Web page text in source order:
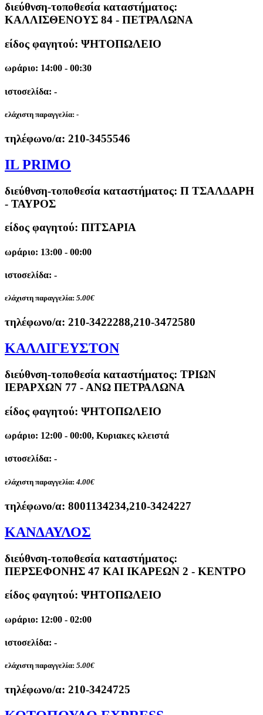
διεύθνση-τοποθεσία καταστήματος:
ΚΑΛΛΙΣΘΕΝΟΥΣ 84 - ΠΕΤΡΑΛΩΝΑ
είδος φαγητού: ΨΗΤΟΠΩΛΕΙΟ
ωράριο: 14:00 - 00:30
ιστοσελίδα: -
ελάχιστη παραγγελία: -
τηλέφωνο/α: 210-3455546
IL PRIMO
διεύθνση-τοποθεσία καταστήματος: Π ΤΣΑΛΔΑΡΗ
- ΤΑΥΡΟΣ
είδος φαγητού: ΠΙΤΣΑΡΙΑ
ωράριο: 13:00 - 00:00
ιστοσελίδα: -
ελάχιστη παραγγελία: 5.00€
τηλέφωνο/α: 210-3422288,210-3472580
ΚΑΛΛΙΓΕΥΣΤΟΝ
διεύθνση-τοποθεσία καταστήματος: ΤΡΙΩΝ
ΙΕΡΑΡΧΩΝ 77 - ΑΝΩ ΠΕΤΡΑΛΩΝΑ
είδος φαγητού: ΨΗΤΟΠΩΛΕΙΟ
ωράριο: 12:00 - 00:00, Κυριακες κλειστά
ιστοσελίδα: -
ελάχιστη παραγγελία: 4.00€
τηλέφωνο/α: 8001134234,210-3424227
ΚΑΝΔΑΥΛΟΣ
διεύθνση-τοποθεσία καταστήματος:
ΠΕΡΣΕΦΟΝΗΣ 47 ΚΑΙ ΙΚΑΡΕΩΝ 2 - ΚΕΝΤΡΟ
είδος φαγητού: ΨΗΤΟΠΩΛΕΙΟ
ωράριο: 12:00 - 02:00
ιστοσελίδα: -
ελάχιστη παραγγελία: 5.00€
τηλέφωνο/α: 210-3424725